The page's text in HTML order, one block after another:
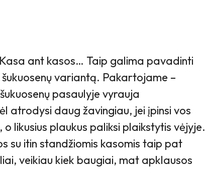
Kasa ant kasos… Taip galima pavadinti
variantą. Pakartojame –
pasaulyje vyrauja
atrodysi daug žavingiau, jei įpinsi vos
o likusius plaukus paliksi plaikstytis vėjyje.
su itin standžiomis kasomis taip pat
veikiau kiek baugiai, mat apklausos